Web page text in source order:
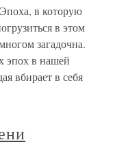
в которую
в этом
загадочна.
эпох в нашей
вбирает в себя